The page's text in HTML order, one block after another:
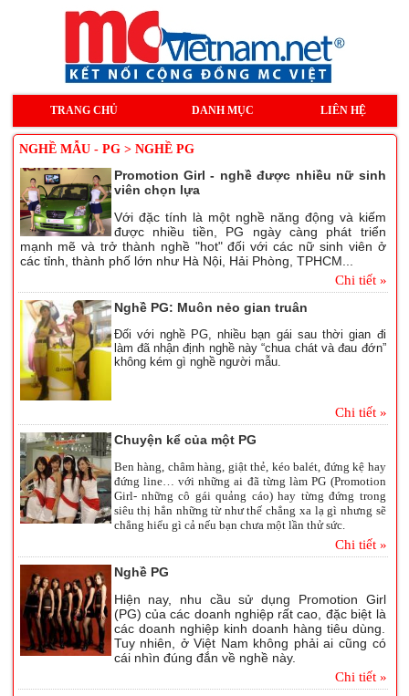
TRANG CHỦ DANH MỤC LIÊN HỆ
NGHỀ MẪU - PG > NGHỀ PG
Promotion Girl - nghề được nhiều nữ sinh
viên chọn lựa
Với đặc tính là một nghề năng động và kiếm
được nhiều tiền, PG ngày càng phát triển
mạnh mẽ và trở thành nghề "hot" đối với các nữ sinh viên ở
các tỉnh, thành phố lớn như Hà Nội, Hải Phòng, TPHCM...
Chi tiết »
Nghề PG: Muôn nẻo gian truân
Đối với nghề PG, nhiều bạn gái sau thời gian đi
làm đã nhận định nghề này “chua chát và đau đớn”
không kém gì nghề người mẫu.
Chi tiết »
Chuyện kể của một PG
Ben hàng, châm hàng, giật thẻ, kéo balét, đứng kệ hay
đứng line… với những ai đã từng làm PG (Promotion
Girl- những cô gái quảng cáo) hay từng đứng trong
siêu thị hẳn những từ như thế chẳng xa lạ gì nhưng sẽ
chẳng hiểu gì cả nếu bạn chưa một lần thử sức.
Chi tiết »
Nghề PG
Hiện nay, nhu cầu sử dụng Promotion Girl
(PG) của các doanh nghiệp rất cao, đặc biệt là
các doanh nghiệp kinh doanh hàng tiêu dùng.
Tuy nhiên, ở Việt Nam không phải ai cũng có
cái nhìn đúng đắn về nghề này.
Chi tiết »